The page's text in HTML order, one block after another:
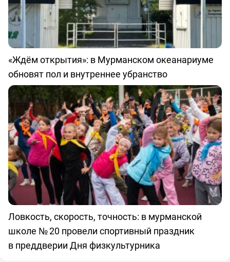
«Ждём открытия»: в Мурманском океанариуме
обновят пол и внутреннее убранство
Ловкость, скорость, точность: в мурманской
школе № 20 провели спортивный праздник
в преддверии Дня физкультурника